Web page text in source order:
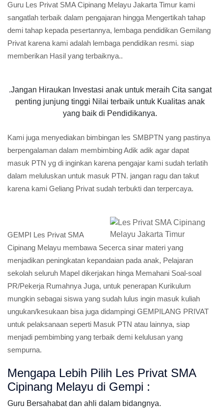
Guru Les Privat SMA Cipinang Melayu Jakarta Timur kami
sangatlah terbaik dalam pengajaran hingga Mengertikah tahap
demi tahap kepada pesertannya, lembaga pendidikan Gemilang
Privat karena kami adalah lembaga pendidikan resmi. siap
memberikan Hasil yang terbaiknya..
.Jangan Hiraukan Investasi anak untuk meraih Cita sangat
penting junjung tinggi Nilai terbaik untuk Kualitas anak
yang baik di Pendidikanya.
Kami juga menyediakan bimbingan les SMBPTN yang pastinya
berpengalaman dalam membimbing Adik adik agar dapat
masuk PTN yg di inginkan karena pengajar kami sudah terlatih
dalam meluluskan untuk masuk PTN. jangan ragu dan takut
karena kami Geliang Privat sudah terbukti dan terpercaya.
GEMPI Les Privat SMA
Cipinang Melayu membawa Secerca sinar materi yang
menjadikan peningkatan kepandaian pada anak, Pelajaran
sekolah seluruh Mapel dikerjakan hinga Memahani Soal-soal
PR/Pekerja Rumahnya Juga, untuk penerapan Kurikulum
mungkin sebagai siswa yang sudah lulus ingin masuk kuliah
ungukan/kesukaan bisa juga didampingi GEMPILANG PRIVAT
untuk pelaksanaan seperti Masuk PTN atau lainnya, siap
menjadi pembimbing yang terbaik demi kelulusan yang
sempurna.
Mengapa Lebih Pilih Les Privat SMA
Cipinang Melayu di Gempi :
Guru Bersahabat dan ahli dalam bidangnya.